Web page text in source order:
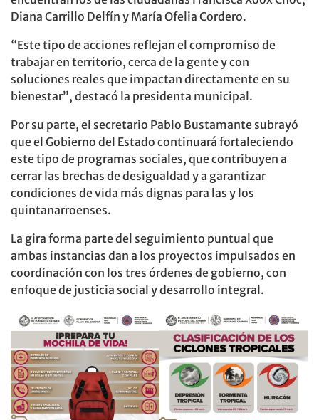
Diana Carrillo Delfín y María Ofelia Cordero.
“Este tipo de acciones reflejan el compromiso de
trabajar en territorio, cerca de la gente y con
soluciones reales que impactan directamente en su
bienestar”, destacó la presidenta municipal.
Por su parte, el secretario Pablo Bustamante subrayó
que el Gobierno del Estado continuará fortaleciendo
este tipo de programas sociales, que contribuyen a
cerrar las brechas de desigualdad y a garantizar
condiciones de vida más dignas para las y los
quintanarroenses.
La gira forma parte del seguimiento puntual que
ambas instancias dan a los proyectos impulsados en
coordinación con los tres órdenes de gobierno, con
enfoque de justicia social y desarrollo integral.